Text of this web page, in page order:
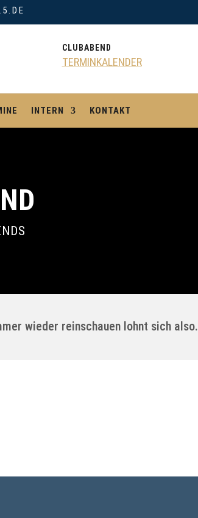
CLUBABEND
TERMINKALENDER
INTERN KONTAKT
wieder reinschauen lohnt sich also.